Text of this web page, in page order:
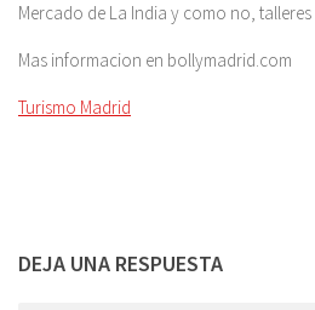
Mercado de La India y como no,
Mas informacion en bollymadrid.com
Turismo Madrid
DEJA UNA RESPUESTA